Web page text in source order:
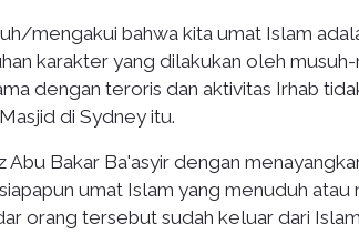
mengakui bahwa kita umat Islam
karakter yang dilakukan oleh
dengan teroris dan aktivitas Irhab
di Sydney itu.
Bakar Ba'asyir dengan
umat Islam yang menuduh
orang tersebut sudah keluar dari